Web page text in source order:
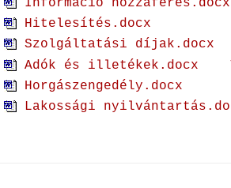
In­for­má­ció hoz­zá­fé­rés.docx
Hi­te­le­sí­tés.docx
Szol­gál­ta­tá­si dí­jak.docx
Adók és il­le­té­kek.docx
Hor­gász­en­ge­dély.docx
La­kos­sá­gi